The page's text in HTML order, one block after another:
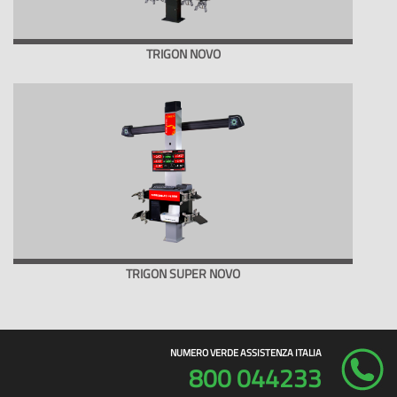
TRIGON NOVO
TRIGON SUPER NOVO
NUMERO VERDE ASSISTENZA ITALIA
800 044233